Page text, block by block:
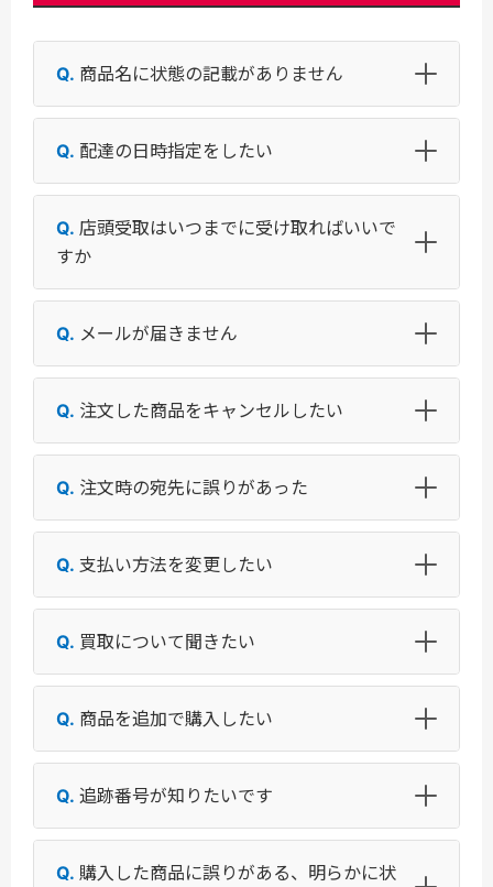
商品名に状態の記載がありません
配達の日時指定をしたい
店頭受取はいつまでに受け取ればいいで
すか
メールが届きません
注文した商品をキャンセルしたい
注文時の宛先に誤りがあった
支払い方法を変更したい
買取について聞きたい
商品を追加で購入したい
追跡番号が知りたいです
購入した商品に誤りがある、明らかに状